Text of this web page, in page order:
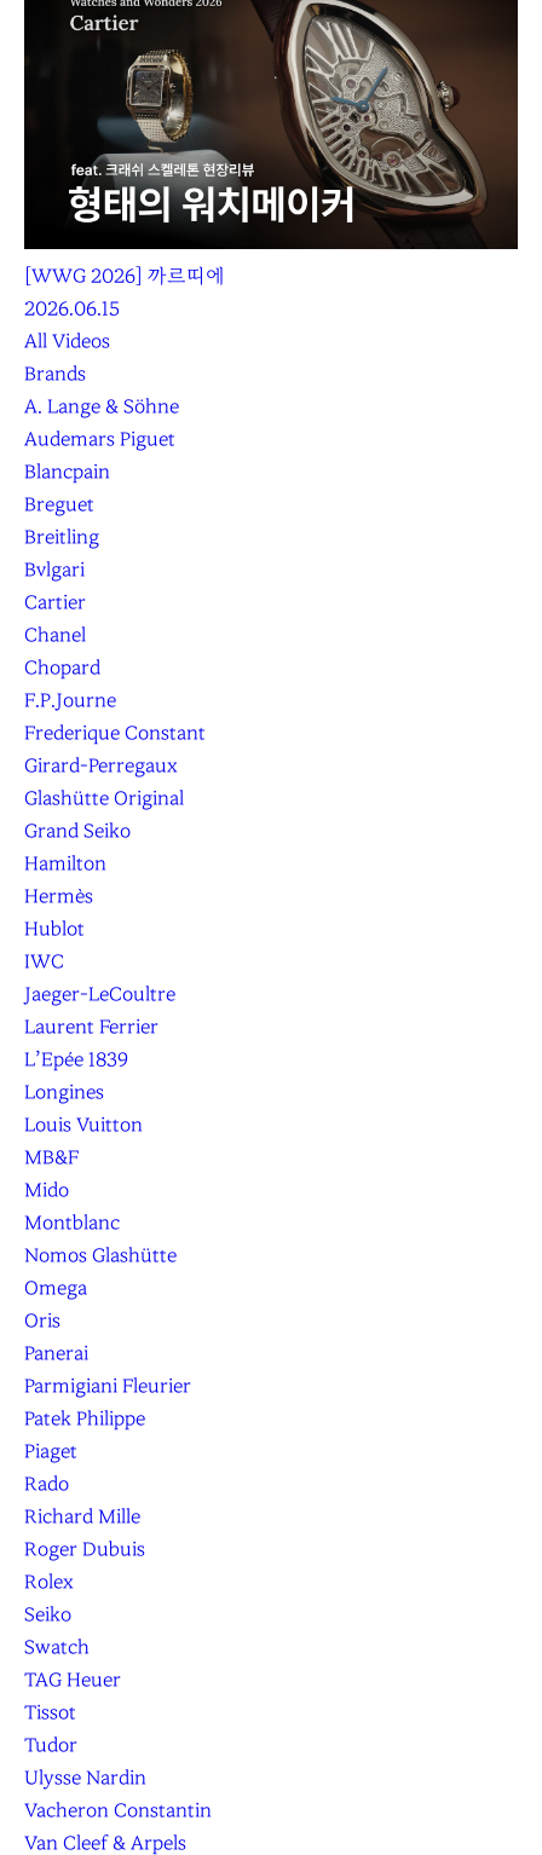
[WWG 2026] 까르띠에
2026.06.15
All Videos
Brands
A. Lange & Söhne
Audemars Piguet
Blancpain
Breguet
Breitling
Bvlgari
Cartier
Chanel
Chopard
F.P.Journe
Frederique Constant
Girard-Perregaux
Glashütte Original
Grand Seiko
Hamilton
Hermès
Hublot
IWC
Jaeger-LeCoultre
Laurent Ferrier
L’Epée 1839
Longines
Louis Vuitton
MB&F
Mido
Montblanc
Nomos Glashütte
Omega
Oris
Panerai
Parmigiani Fleurier
Patek Philippe
Piaget
Rado
Richard Mille
Roger Dubuis
Rolex
Seiko
Swatch
TAG Heuer
Tissot
Tudor
Ulysse Nardin
Vacheron Constantin
Van Cleef & Arpels